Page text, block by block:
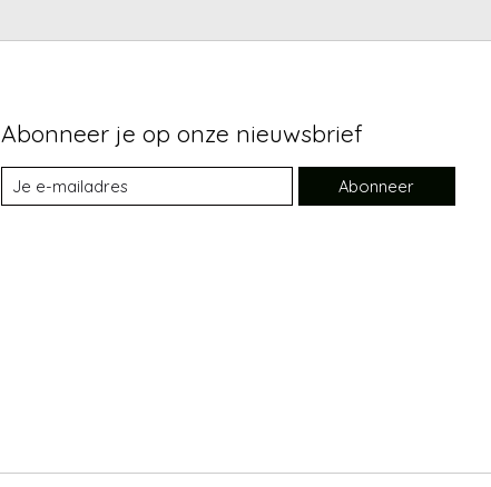
Abonneer je op onze nieuwsbrief
Abonneer